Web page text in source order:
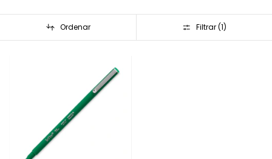
Ordenar Filtrar (1)